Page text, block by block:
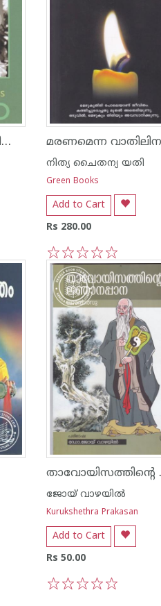
ലൈംഗികതയില്‍ നിന്നു അതിബോധനത്തിലേക്ക്
നിത്യ ചൈതന്യ യതി
Green Books
Add to Cart
Rs 280.00
5
4
3
2
1
ജോയ് വാഴയില്‍
Kurukshethra Prakasan
Add to Cart
Rs 50.00